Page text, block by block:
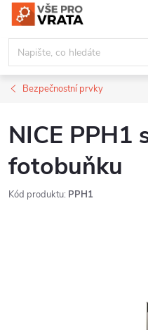
Přejít
obsah
Bezpečnostní prvky
NICE PPH1
fotobuňku
Kód produktu: PPH1